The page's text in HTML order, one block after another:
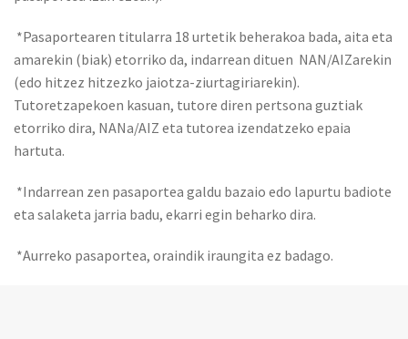
*Pasaportearen titularra 18 urtetik beherakoa bada, aita eta
amarekin (biak) etorriko da, indarrean dituen NAN/AIZarekin
(edo hitzez hitzezko jaiotza-ziurtagiriarekin).
Tutoretzapekoen kasuan, tutore diren pertsona guztiak
etorriko dira, NANa/AIZ eta tutorea izendatzeko epaia
hartuta.
*Indarrean zen pasaportea galdu bazaio edo lapurtu badiote
eta salaketa jarria badu, ekarri egin beharko dira.
*Aurreko pasaportea, oraindik iraungita ez badago.